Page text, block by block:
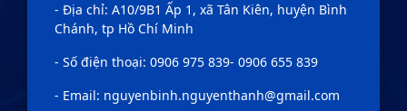
- Địa chỉ: A10/9B1 Ấp 1, xã Tân Kiên, huyện Bình
Chánh, tp Hồ Chí Minh
- Số điện thoại: 0906 975 839- 0906 655 839
- Email: nguyenbinh.nguyenthanh@gmail.com